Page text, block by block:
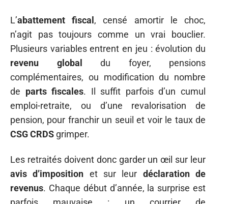
L’abattement fiscal, censé amortir le choc,
n’agit pas toujours comme un vrai bouclier.
Plusieurs variables entrent en jeu : évolution du
revenu global du foyer, pensions
complémentaires, ou modification du nombre
de parts fiscales. Il suffit parfois d’un cumul
emploi-retraite, ou d’une revalorisation de
pension, pour franchir un seuil et voir le taux de
CSG CRDS grimper.
Les retraités doivent donc garder un œil sur leur
avis d’imposition et sur leur déclaration de
revenus. Chaque début d’année, la surprise est